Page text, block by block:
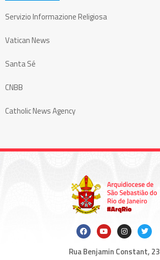
Servizio Informazione Religiosa
Vatican News
Santa Sé
CNBB
Catholic News Agency
Rua Benjamin Constant, 23